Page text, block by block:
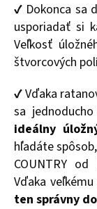
✔ Dokonca sa
usporiadať si
Veľkosť
štvorcových
✔ Vďaka
sa
ideálny
hľadáte
COUNTRY
Vďaka
ten správny